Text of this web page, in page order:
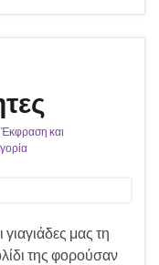
Έκφραση και
μας τη
της φορούσαν